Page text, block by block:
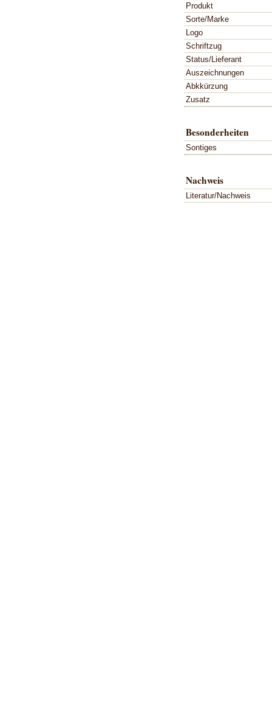
Produkt
Sorte/Marke
Logo
Schriftzug
Status/Lieferant
Auszeichnungen
Abkkürzung
Zusatz
Besonderheiten
Sontiges
Nachweis
Literatur/Nachweis